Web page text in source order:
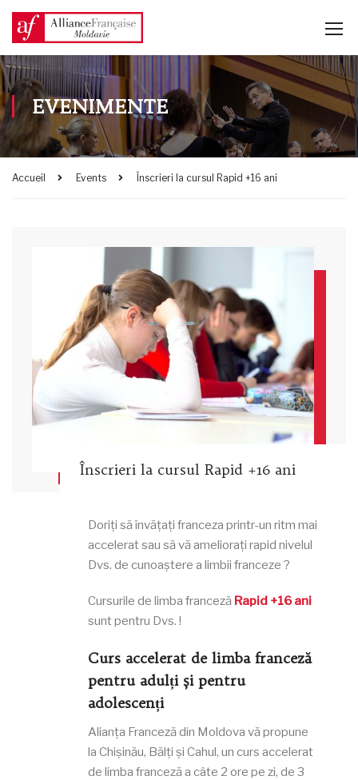
EVENIMENTE
Accueil Events Înscrieri la cursul Rapid +16 ani
Înscrieri la cursul Rapid +16 ani
Doriți să învățați franceza printr-un ritm mai
accelerat sau să vă ameliorați rapid nivelul
Dvs. de cunoaștere a limbii franceze ?
Cursurile de limba franceză Rapid +16 ani
sunt pentru Dvs. !
Curs accelerat de limba franceză
pentru adulți și pentru
adolescenți
Alianța Franceză din Moldova vă propune
la Chișinău, Bălți și Cahul, un curs accelerat
de limba franceză a câte 2 ore pe zi, de 3